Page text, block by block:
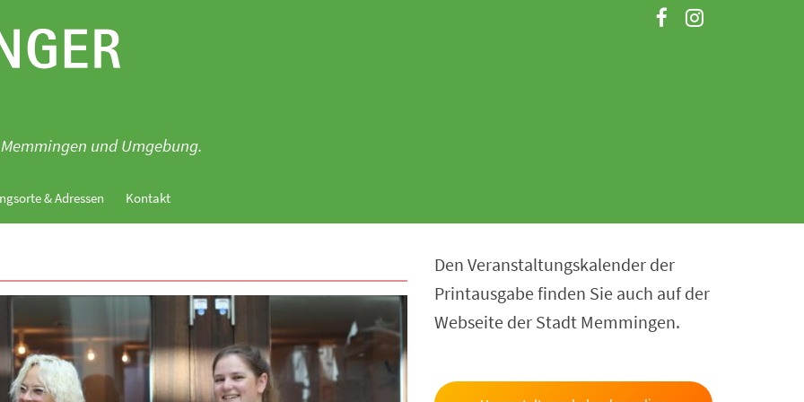
und Umgebung.
& Adressen Kontakt
Den Veranstaltungskalender der
Printausgabe finden Sie auch auf der
Webseite der Stadt Memmingen.